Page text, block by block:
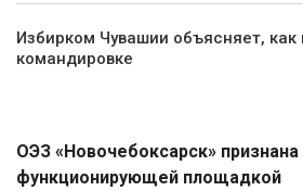
Избирком Чувашии объясняет, как
командировке
ОЭЗ «Новочебоксарск»
функционирующей площадкой